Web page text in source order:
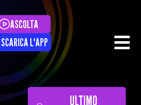
ASCOLTA
SCARICA L'APP
ULTIMO